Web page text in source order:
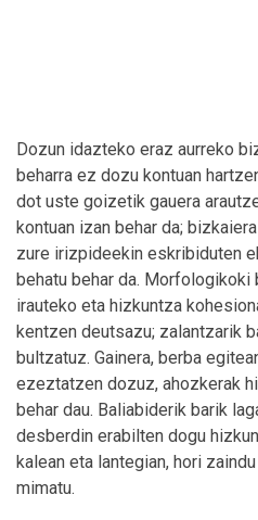
Dozun idazteko eraz aurreko
beharra ez dozu kontuan
dot uste goizetik gauera
kontuan izan behar da;
zure irizpideekin eskribiduten
behatu behar da.
irauteko eta hizkuntza
kentzen deutsazu; zalantzarik
bultzatuz. Gainera, berba
ezeztatzen dozuz, ahozkerak
behar dau. Baliabiderik barik
desberdin erabilten dogu
kalean eta lantegian, hori
mimatu.